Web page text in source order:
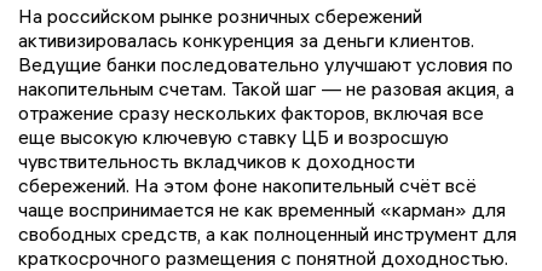
На российском рынке розничных сбережений
активизировалась конкуренция за деньги клиентов.
Ведущие банки последовательно улучшают условия по
накопительным счетам. Такой шаг — не разовая акция, а
отражение сразу нескольких факторов, включая все
еще высокую ключевую ставку ЦБ и возросшую
чувствительность вкладчиков к доходности
сбережений. На этом фоне накопительный счёт всё
чаще воспринимается не как временный «карман» для
свободных средств, а как полноценный инструмент для
краткосрочного размещения с понятной доходностью.